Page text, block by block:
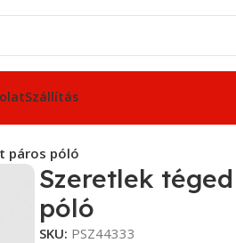
Szállítás
páros póló
Szeretlek
póló
SKU: PSZ44333